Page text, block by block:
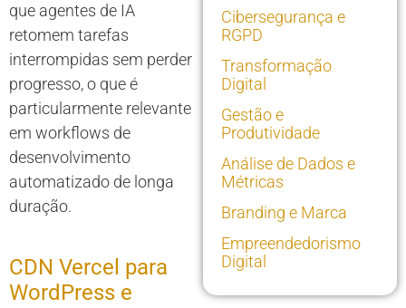
que agentes de IA
retomem tarefas
interrompidas sem perder
progresso, o que é
particularmente relevante
em workflows de
desenvolvimento
automatizado de longa
duração.
CDN Vercel para
WordPress e
Cibersegurança e
RGPD
Transformação
Digital
Gestão e
Produtividade
Análise de Dados e
Métricas
Branding e Marca
Empreendedorismo
Digital